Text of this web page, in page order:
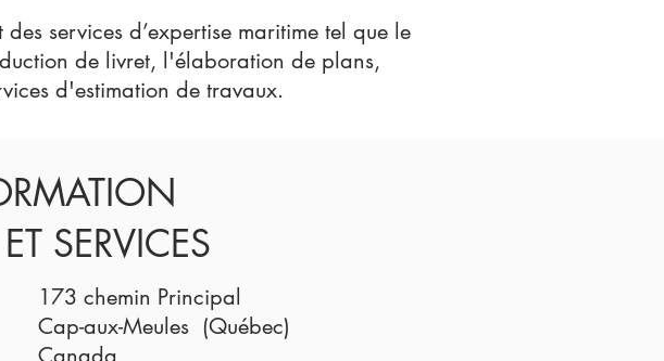
services d’expertise maritime tel que le
de livret, l'élaboration de plans,
d'estimation de travaux.
SERVICES
173 chemin Principal
Cap-aux-Meules (Québec)